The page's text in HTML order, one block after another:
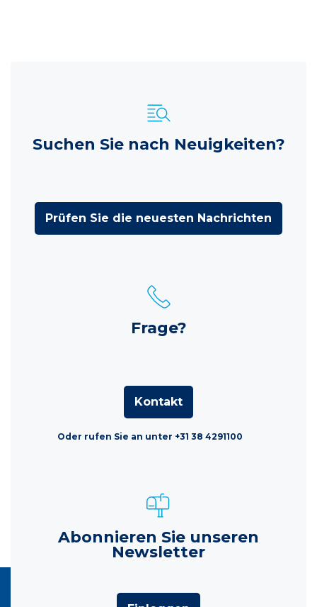
Suchen Sie nach Neuigkeiten?
Prüfen Sie die neuesten Nachrichten
Frage?
Kontakt
Oder rufen Sie an unter +31 38 4291100
Abonnieren Sie unseren
Newsletter